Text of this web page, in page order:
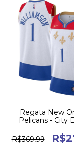
Regata New
Pelicans - City
R$369,99